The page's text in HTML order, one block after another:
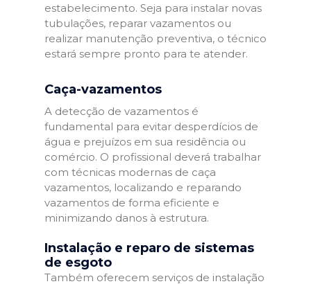
estabelecimento. Seja para instalar novas
tubulações, reparar vazamentos ou
realizar manutenção preventiva, o técnico
estará sempre pronto para te atender.
Caça-vazamentos
A detecção de vazamentos é
fundamental para evitar desperdícios de
água e prejuízos em sua residência ou
comércio. O profissional deverá trabalhar
com técnicas modernas de caça
vazamentos, localizando e reparando
vazamentos de forma eficiente e
minimizando danos à estrutura.
Instalação e reparo de sistemas
de esgoto
Também oferecem serviços de instalação